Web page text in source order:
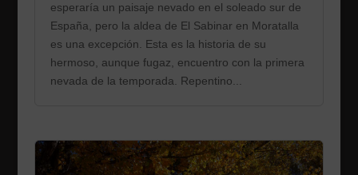
esperaría un paisaje nevado en el soleado sur de
España, pero la aldea de El Sabinar en Moratalla
es una excepción. Esta es la historia de su
hermoso, aunque fugaz, encuentro con la primera
nevada de la temporada. Repentino...